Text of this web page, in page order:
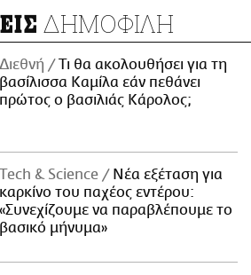
ΔΗΜΟΦΙΛΗ
Διεθνή
Τι θα ακολουθήσει για τη
βασίλισσα Καμίλα εάν πεθάνει
πρώτος ο βασιλιάς Κάρολος;
Τech & Science
Νέα εξέταση για
καρκίνο του παχέος εντέρου:
«Συνεχίζουμε να παραβλέπουμε το
βασικό μήνυμα»